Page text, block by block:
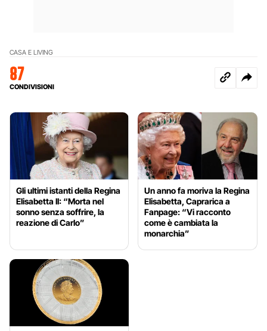
CASA E LIVING
87
CONDIVISIONI
Gli ultimi istanti della Regina
Elisabetta II: “Morta nel
sonno senza soffrire, la
reazione di Carlo”
Un anno fa moriva la Regina
Elisabetta, Caprarica a
Fanpage: “Vi racconto
come è cambiata la
monarchia”